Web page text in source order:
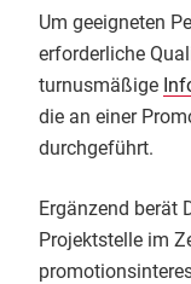
Um geeigneten
erforderliche
turnusmäßige
die an einer
durchgeführt.
Ergänzend berät
Projektstelle im